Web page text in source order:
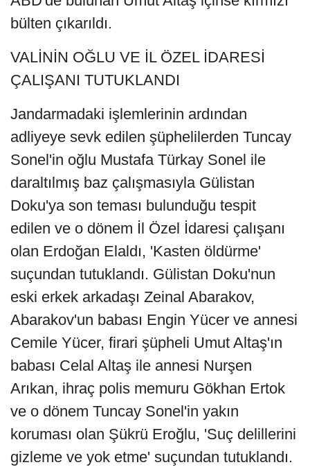
bülten çıkarıldı.
VALİNİN OĞLU VE İL ÖZEL İDARESİ
ÇALIŞANI TUTUKLANDI
Jandarmadaki işlemlerinin ardından
adliyeye sevk edilen şüphelilerden Tuncay
Sonel'in oğlu Mustafa Türkay Sonel ile
daraltılmış baz çalışmasıyla Gülistan
Doku'ya son teması bulunduğu tespit
edilen ve o dönem İl Özel İdaresi çalışanı
olan Erdoğan Elaldı, 'Kasten öldürme'
suçundan tutuklandı. Gülistan Doku'nun
eski erkek arkadaşı Zeinal Abarakov,
Abarakov'un babası Engin Yücer ve annesi
Cemile Yücer, firari şüpheli Umut Altaş'ın
babası Celal Altaş ile annesi Nurşen
Arıkan, ihraç polis memuru Gökhan Ertok
ve o dönem Tuncay Sonel'in yakın
koruması olan Şükrü Eroğlu, 'Suç delillerini
gizleme ve yok etme' suçundan tutuklandı.